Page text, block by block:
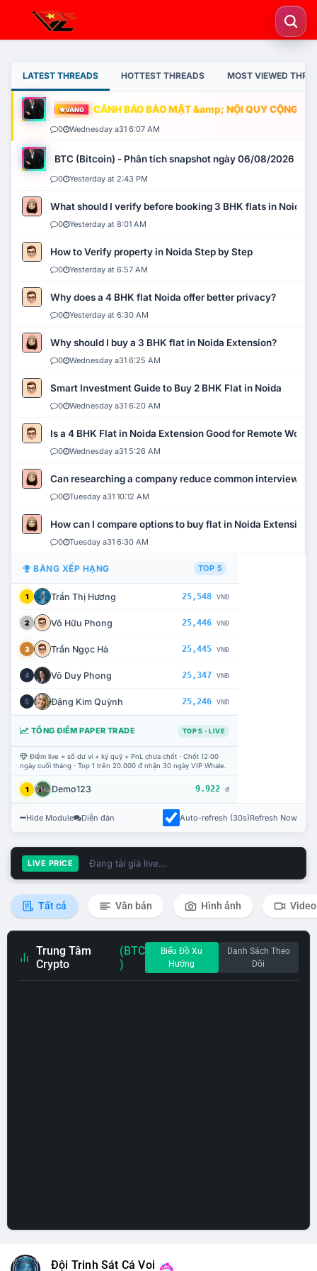
LATEST THREADS HOTTEST THREADS MOST VIEWED
VÀNG CẢNH BÁO BẢO MẬT &amp; NỘI QUY CỘNG
0 Wednesday a31 6:07 AM
BTC (Bitcoin) - Phân tích snapshot ngày 06/08/2026
0 Yesterday at 2:43 PM
What should I verify before booking 3 BHK flats in Noida?
0 Yesterday at 8:01 AM
How to Verify property in Noida Step by Step
0 Yesterday at 6:57 AM
Why does a 4 BHK flat Noida offer better privacy?
0 Yesterday at 6:30 AM
Why should I buy a 3 BHK flat in Noida Extension?
0 Wednesday a31 6:25 AM
Smart Investment Guide to Buy 2 BHK Flat in Noida
0 Wednesday a31 6:20 AM
Is a 4 BHK Flat in Noida Extension Good for Remote Work?
0 Wednesday a31 5:26 AM
Can researching a company reduce common interview
0 Tuesday a31 10:12 AM
How can I compare options to buy flat in Noida Extension?
0 Tuesday a31 6:30 AM
BẢNG XẾP HẠNG TOP 5
1 Trần Thị Hương 25,548 VNĐ
2 Võ Hữu Phong 25,446 VNĐ
3 Trần Ngọc Hà 25,445 VNĐ
4 Võ Duy Phong 25,347 VNĐ
5 Đặng Kim Quỳnh 25,246 VNĐ
TỔNG ĐIỂM PAPER TRADE TOP 5 · LIVE
Điểm live = số dư ví + ký quỹ + PnL chưa chốt · Chốt 12:00
ngày cuối tháng · Top 1 trên 20.000 đ nhận 30 ngày VIP Whale.
1 Demo123 9.922 đ
Hide Module Diễn đàn Auto-refresh (30s)Refresh Now
LIVE PRICE Đang tải giá live...
Tất cả Văn bản Hình ảnh Video
Trung Tâm
Crypto
(BTC
)
Biểu Đồ Xu
Hướng
Danh Sách Theo
Dõi
Đội Trinh Sát Cá Voi